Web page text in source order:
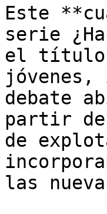
Este
serie
el título
debate
partir
de
las